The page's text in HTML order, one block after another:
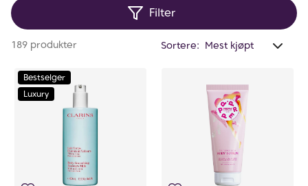
Filter
189 produkter Sortere:
Bestselger
Luxury